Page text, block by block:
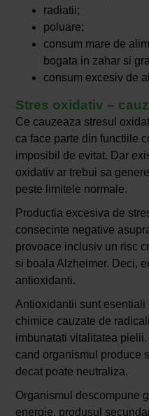
radiatii;
poluare;
consum mare de
bogata in zahar si
consum excesiv de
Stres oxidativ –
Ce cauzeaza stresul
ca face parte din functiile
imposibil de evitat. Dar
oxidativ ar trebui sa
peste limitele normale.
Productia excesiva de
consecinte negative
provoace inclusiv un risc
si boala Alzheimer. Deci,
antioxidanti.
Antioxidantii sunt
chimice cauzate de
imbunatati vitalitatea
cand organismul produce
decat poate neutraliza.
Organismul descompune
energie, produsul